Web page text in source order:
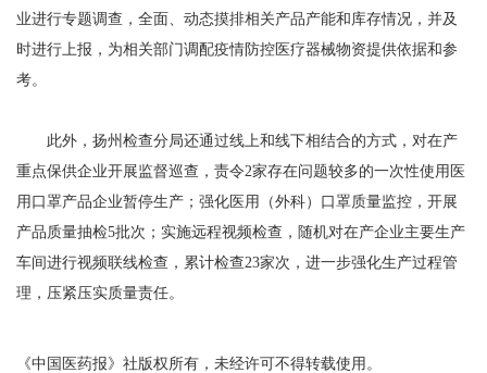
业进行专题调查，全面、动态摸排相关产品产能和库存情况，并及
时进行上报，为相关部门调配疫情防控医疗器械物资提供依据和参
考。
此外，扬州检查分局还通过线上和线下相结合的方式，对在产
重点保供企业开展监督巡查，责令2家存在问题较多的一次性使用医
用口罩产品企业暂停生产；强化医用（外科）口罩质量监控，开展
产品质量抽检5批次；实施远程视频检查，随机对在产企业主要生产
车间进行视频联线检查，累计检查23家次，进一步强化生产过程管
理，压紧压实质量责任。
《中国医药报》社版权所有，未经许可不得转载使用。